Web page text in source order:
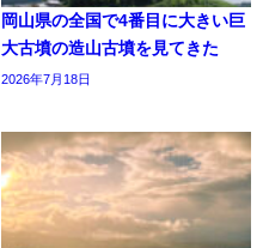
岡山県の全国で4番目に大きい巨
大古墳の造山古墳を見てきた
2026年7月18日